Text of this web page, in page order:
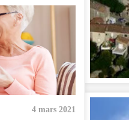
4 mars 2021